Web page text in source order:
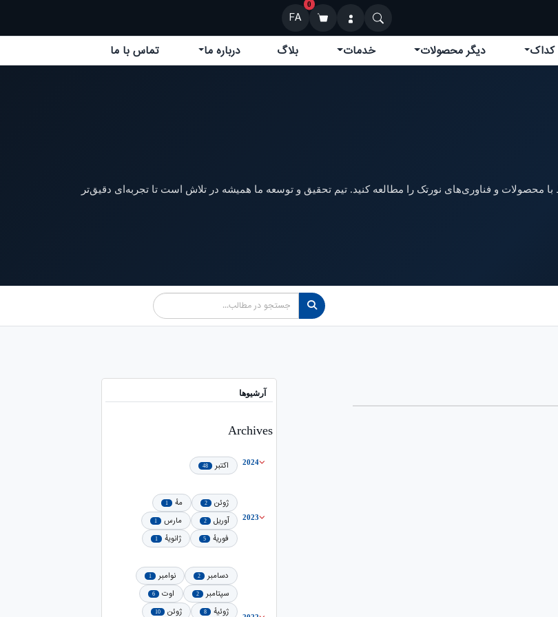
0
FA
کداک دیگر محصولات خدمات بلاگ درباره ما تماس با ما
محصولات و فناوری‌های نورتک را مطالعه کنید. تیم تحقیق و توسعه ما همیشه در تلاش است تا تجربه‌ای دقیق‌تر
آرشیوها
Archives
2024 اکتبر 48
2023
ژوئن 2 مهٔ 1
آوریل 2 مارس 1
فوریهٔ 5 ژانویهٔ 1
دسامبر 2 نوامبر 1
سپتامبر 2 اوت 6
ژوئیهٔ 8 ژوئن 10